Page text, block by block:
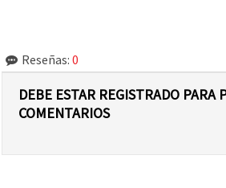
Reseñas: 0
DEBE ESTAR REGISTRADO PARA
COMENTARIOS